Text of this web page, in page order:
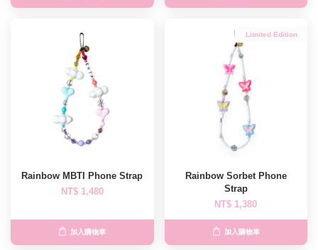
Rainbow MBTI Phone Strap
NT$ 1,480
加入購物車
Limited Edition
Rainbow Sorbet Phone
Strap
NT$ 1,380
加入購物車